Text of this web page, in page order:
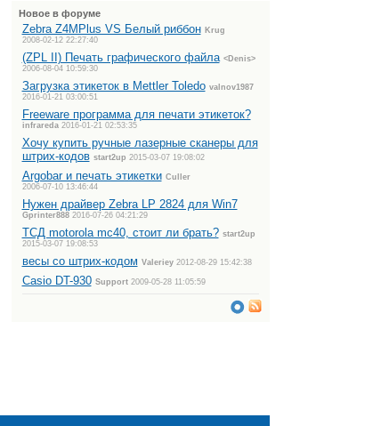
Новое в форуме
Zebra Z4MPlus VS Белый риббон
Krug
2008-02-12 22:27:40
(ZPL II) Печать графического файла <Denis>
2006-08-04 10:59:30
Загрузка этикеток в Mettler Toledo valnov1987
2016-01-21 03:00:51
Freeware программа для печати этикеток?
infrareda 2016-01-21 02:53:35
Хочу купить ручные лазерные сканеры для
штрих-кодов start2up 2015-03-07 19:08:02
Argobar и печать этикетки Culler
2006-07-10 13:46:44
Нужен драйвер Zebra LP 2824 для Win7
Gprinter888 2016-07-26 04:21:29
ТСД motorola mc40, стоит ли брать? start2up
2015-03-07 19:08:53
весы со штрих-кодом Valeriey 2012-08-29 15:42:38
Casio DT-930 Support 2009-05-28 11:05:59